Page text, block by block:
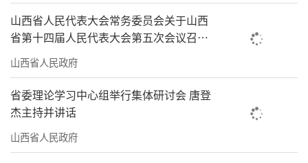
山西省人民代表大会常务委员会关于山西
省第十四届人民代表大会第五次会议召开
时间的决定
山西省人民政府
省委理论学习中心组举行集体研讨会 唐登
杰主持并讲话
山西省人民政府